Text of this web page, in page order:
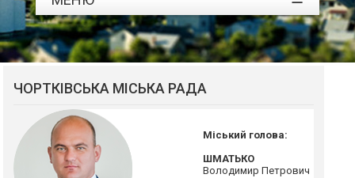
ЧОРТКІВСЬКА МІСЬКА РАДА
Міський голова:
ШМАТЬКО
Володимир Петрович